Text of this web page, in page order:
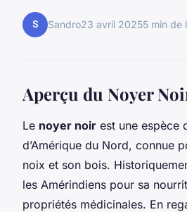
S Sandro23 avril 20255 min de
Aperçu du Noyer
Le noyer noir est une espèce
d’Amérique du Nord, connue
noix et son bois.
les Amérindiens pour sa
propriétés médicinales. En